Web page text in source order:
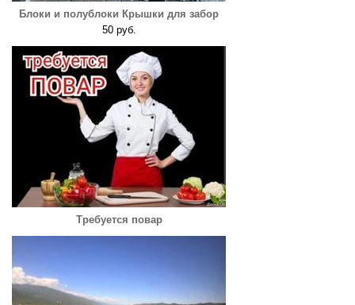
Блоки и полублоки Крышки для забор
50 руб.
Требуется повар